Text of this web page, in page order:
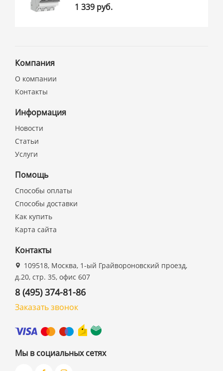
1 339 руб.
Компания
О компании
Контакты
Информация
Новости
Статьи
Услуги
Помощь
Способы оплаты
Способы доставки
Как купить
Карта сайта
Контакты
109518, Москва, 1-ый Грайвороновский проезд,
д.20, стр. 35, офис 607
8 (495) 374-81-86
Заказать звонок
Мы в социальных сетях